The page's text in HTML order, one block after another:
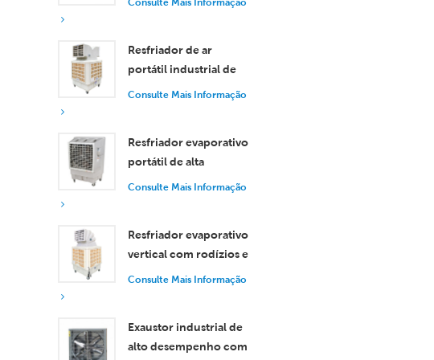
Resfriador de ar
portátil industrial de
18.000 m³/h com
grandes espaços.
Consulte Mais Informação
Resfriador evaporativo
portátil de alta
eficiência com
remoto.
Consulte Mais Informação
Resfriador evaporativo
vertical com rodízios e
controle remoto, com
Consulte Mais Informação
Exaustor industrial de
alto desempenho com